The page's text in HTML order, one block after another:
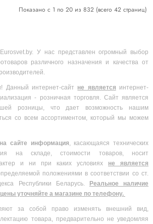
Показано с 1 по 20 из 832 (всего 42 страниц)
У нас представлен огромный выбор
различного назначения и качества от
Данный интернет-сайт не является интернет-
- розничная торговля. Сайт является
розницы, что дает возможность нашим
со всем ассортиментом, который мы можем
сайте информация, касающаяся технических
на складе, стоимости товаров, носит
и ни при каких условиях не является
положениями в соответствии со ст.
Республики Беларусь. Реальное наличие
уточняйте а магазине по телефону.
за собой право изменять внешний вид,
товара, предварительно не уведомляя